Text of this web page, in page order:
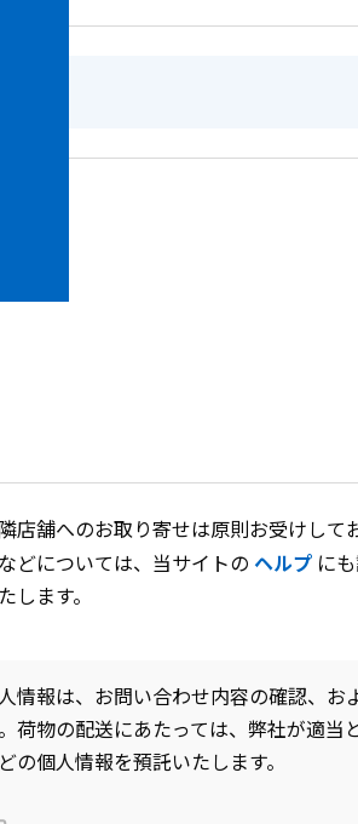
舗へのお取り寄せは原則お受けして
どについては、当サイトの ヘルプ に
します。
情報は、お問い合わせ内容の確認、
荷物の配送にあたっては、弊社が適当
の個人情報を預託いたします。